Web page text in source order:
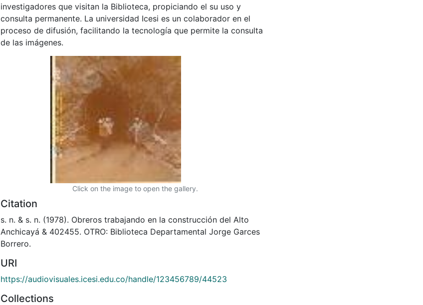
investigadores que visitan la Biblioteca, propiciando el su uso y
consulta permanente. La universidad Icesi es un colaborador en el
proceso de difusión, facilitando la tecnología que permite la consulta
de las imágenes.
Click on the image to open the gallery.
Citation
s. n. & s. n. (1978). Obreros trabajando en la construcción del Alto
Anchicayá & 402455. OTRO: Biblioteca Departamental Jorge Garces
Borrero.
URI
https://audiovisuales.icesi.edu.co/handle/123456789/44523
Collections